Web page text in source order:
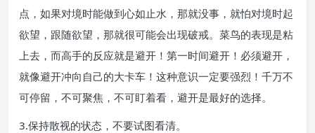
点，如果对境时能做到心如止水，那就没事，就怕对境时起
欲望，跟随欲望，那就很可能会出现破戒。菜鸟的表现是粘
上去，而高手的反应就是避开！第一时间避开！必须避开，
就像避开冲向自己的大卡车！这种意识一定要强烈！千万不
可停留，不可聚焦，不可盯着看，避开是最好的选择。
3.保持散视的状态，不要试图看清。